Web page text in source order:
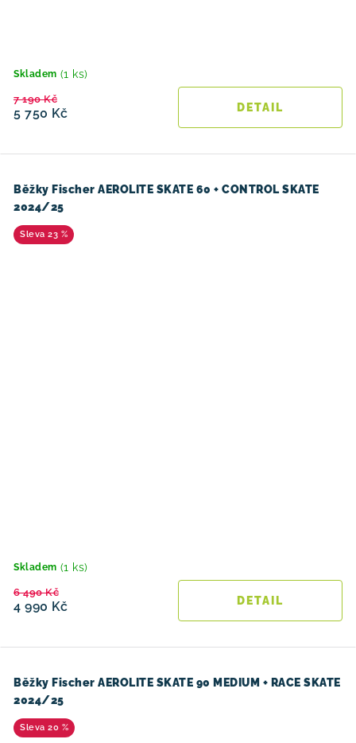
Skladem (1 ks)
5 750 Kč
7 190 Kč
Běžky Fischer AEROLITE SKATE 60 + CONTROL SKATE
2024/25
23 %
Skladem (1 ks)
4 990 Kč
6 490 Kč
Běžky Fischer AEROLITE SKATE 90 MEDIUM + RACE SKATE
2024/25
20 %